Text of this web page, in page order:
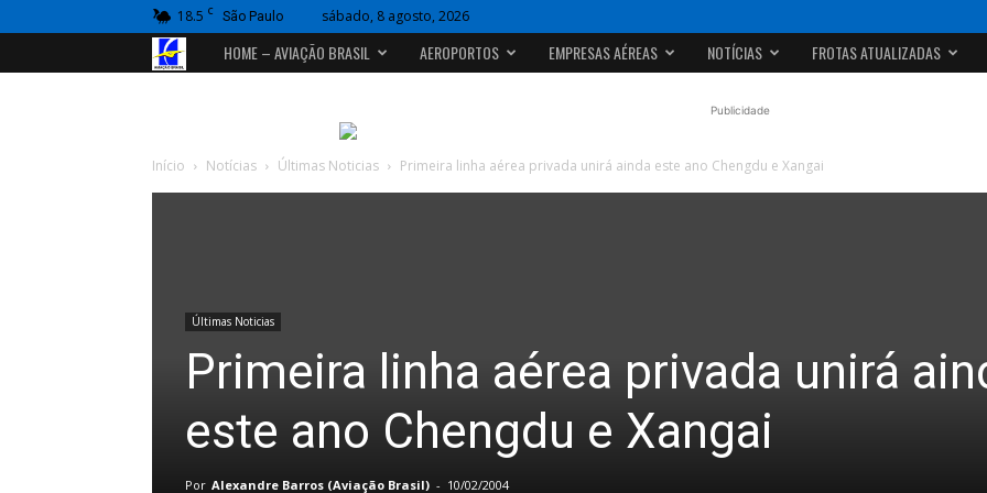
18.5 C São Paulo sábado, 8 agosto, 2026
Portal
HOME – AVIAÇÃO BRASIL AEROPORTOS EMPRESAS AÉREAS NOTÍCIAS FROTAS ATUALIZADAS
Publicidade
Início Notícias Últimas Noticias Primeira linha aérea privada unirá ainda este ano Chengdu e Xangai
Últimas Noticias
Primeira linha aérea privada unirá
este ano Chengdu e Xangai
Por Alexandre Barros (Aviação Brasil) - 10/02/2004